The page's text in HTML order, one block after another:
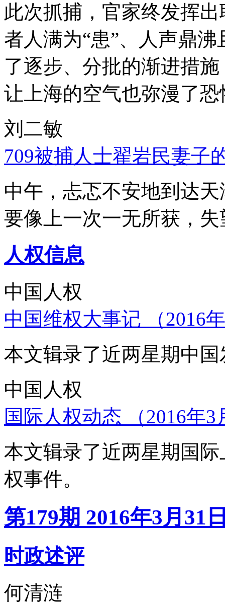
此次抓捕，官家终发挥
者人满为“患”、人声鼎
了逐步、分批的渐进措
让上海的空气也弥漫了
刘二敏
709被捕人士翟岩民妻子
中午，忐忑不安地到达
要像上一次一无所获，
人权信息
中国人权
中国维权大事记 （2016
本文辑录了近两星期中
中国人权
国际人权动态 （2016年
本文辑录了近两星期国
权事件。
第179期 2016年3月31
时政述评
何清涟